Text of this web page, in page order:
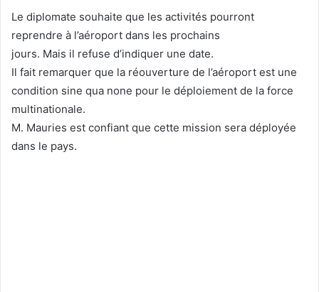
Le diplomate souhaite que les activités pourront
reprendre à l’aéroport dans les prochains
jours. Mais il refuse d’indiquer une date.
Il fait remarquer que la réouverture de l’aéroport est une
condition sine qua none pour le déploiement de la force
multinationale.
M. Mauries est confiant que cette mission sera déployée
dans le pays.